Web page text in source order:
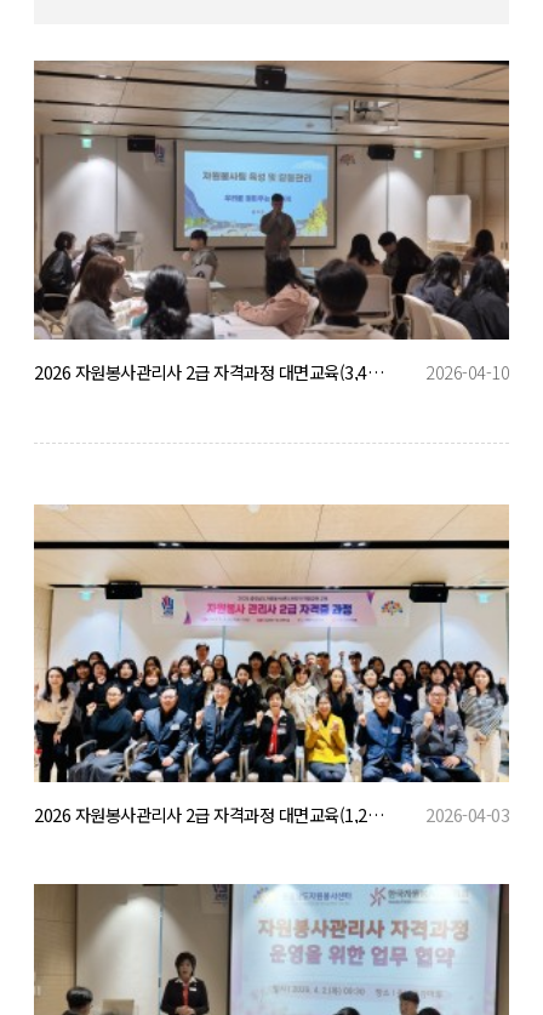
2026 자원봉사관리사 2급 자격과정 대면교육(3,4회차) 2026-04-10
2026 자원봉사관리사 2급 자격과정 대면교육(1,2회차) 2026-04-03